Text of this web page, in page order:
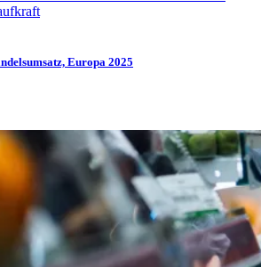
Europa 2025